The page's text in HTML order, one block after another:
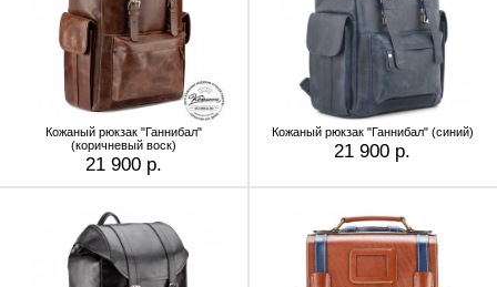
Кожаный рюкзак "Ганнибал"
(коричневый воск)
21 900 р.
Кожаный рюкзак "Ганнибал" (синий)
21 900 р.